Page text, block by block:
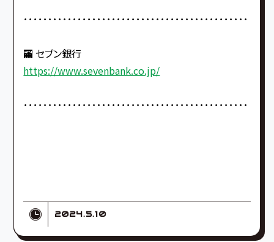
･･････････････････････････････････････････････
🏧 セブン銀行
https://www.sevenbank.co.jp/
･･････････････････････････････････････････････
2024.5.10